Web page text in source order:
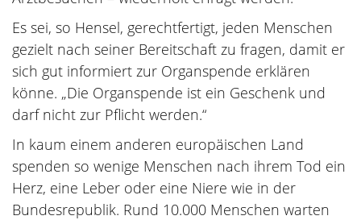
Es sei, so Hensel, gerechtfertigt, jeden Menschen
gezielt nach seiner Bereitschaft zu fragen, damit er
sich gut informiert zur Organspende erklären
könne. „Die Organspende ist ein Geschenk und
darf nicht zur Pflicht werden.“
In kaum einem anderen europäischen Land
spenden so wenige Menschen nach ihrem Tod ein
Herz, eine Leber oder eine Niere wie in der
Bundesrepublik. Rund 10.000 Menschen warten